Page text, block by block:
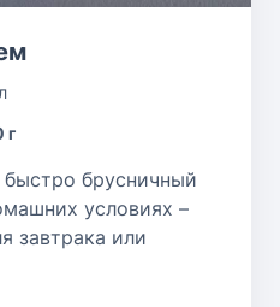
г
быстро брусничный
условиях –
завтрака или